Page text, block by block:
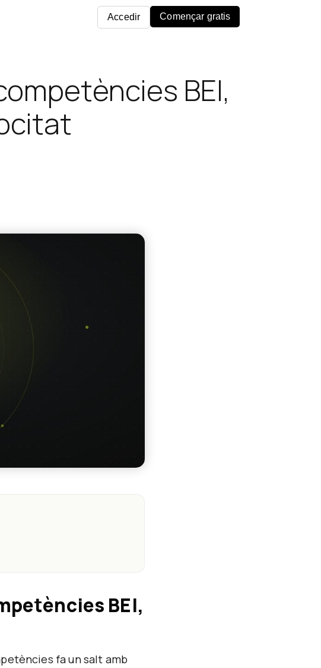
Accedir Començar gratis
BEI,
BEI,
fa un salt amb